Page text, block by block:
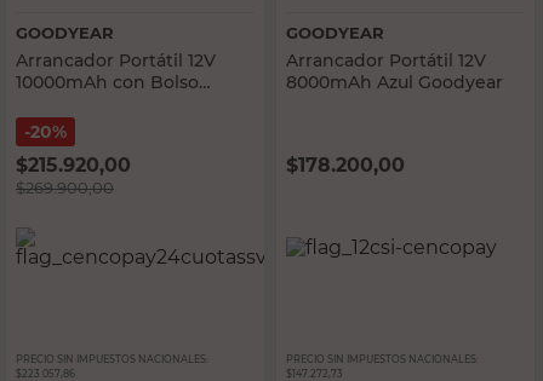
GOODYEAR
Arrancador Portátil 12V
10000mAh con Bolso
20%
$215.920,00
$269.900,00
PRECIO SIN IMPUESTOS NACIONALES:
$223.057,86
GOODYEAR
Arrancador Portátil 12V
8000mAh Azul Goodyear
$178.200,00
PRECIO SIN IMPUESTOS NACIONALES:
$147.272,73